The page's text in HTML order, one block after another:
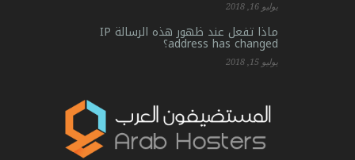
يوليو 16, 2018
ماذا تفعل عند ظهور هذه الرسالة IP
address has changed؟
يوليو 15, 2018